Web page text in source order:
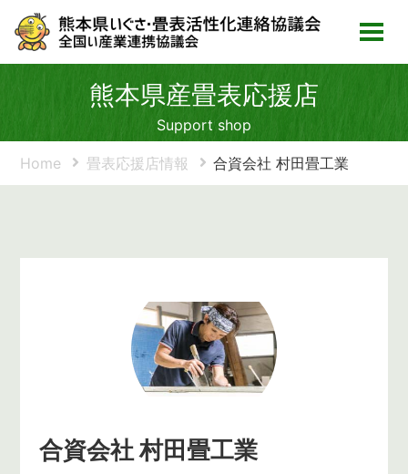
熊本県産畳表応援店
Support shop
Home 畳表応援店情報 合資会社 村田畳工業
合資会社 村田畳工業